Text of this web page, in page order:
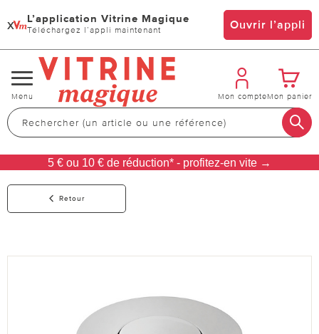
x L’application Vitrine Magique
Téléchargez l’appli maintenant Ouvrir l’appli
Changer
de
navigation
Menu Mon compteMon panier
5 € ou 10 € de réduction* - profitez-en vite →
Retour